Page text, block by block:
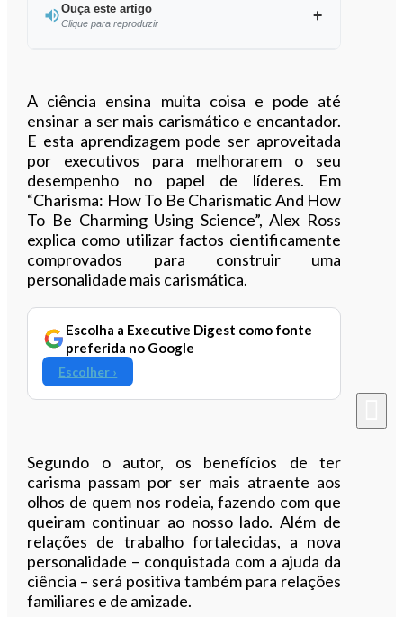
Ouça este artigo
Clique para reproduzir
A ciência ensina muita coisa e pode até
ensinar a ser mais carismático e encantador.
E esta aprendizagem pode ser aproveitada
por executivos para melhorarem o seu
desempenho no papel de líderes. Em
“Charisma: How To Be Charismatic And How
To Be Charming Using Science”, Alex Ross
explica como utilizar factos cientificamente
comprovados para construir uma
personalidade mais carismática.
Escolha a Executive Digest como fonte
preferida no Google
Escolher ›
Segundo o autor, os benefícios de ter
carisma passam por ser mais atraente aos
olhos de quem nos rodeia, fazendo com que
queiram continuar ao nosso lado. Além de
relações de trabalho fortalecidas, a nova
personalidade – conquistada com a ajuda da
ciência – será positiva também para relações
familiares e de amizade.